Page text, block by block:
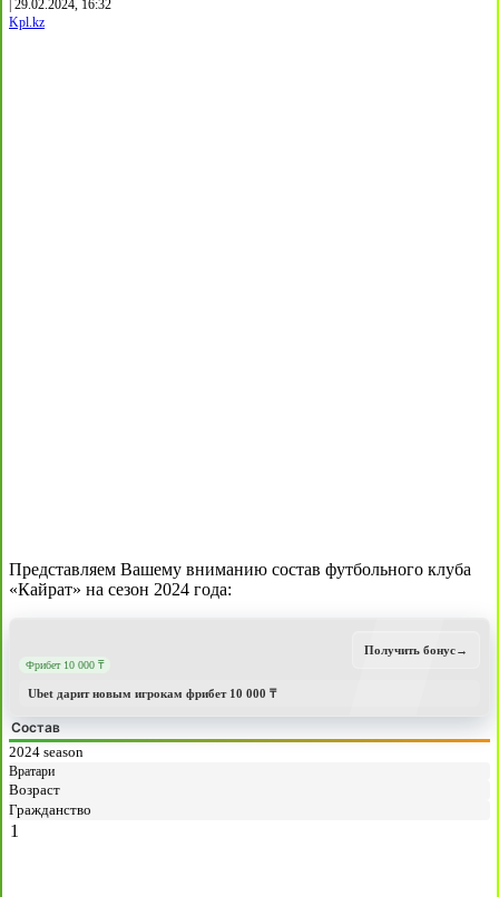
| 29.02.2024, 16:32
Kpl.kz
Представляем Вашему вниманию состав футбольного клуба
«Кайрат» на сезон 2024 года:
Фрибет 10 000 ₸
Ubet дарит новым игрокам фрибет 10 000 ₸
Получить бонус→
Состав
2024 season
Вратари
Возраст
Гражданство
1